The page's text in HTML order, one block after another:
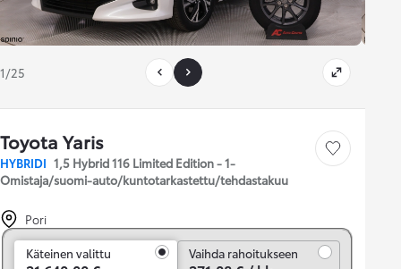
1/25
Toyota Yaris
HYBRIDI 1,5 Hybrid 116 Limited Edition - 1-
Omistaja/suomi-auto/kuntotarkastettu/tehdastakuu
Tallenna auto
Pori
Käteinen valittu Vaihda rahoitukseen